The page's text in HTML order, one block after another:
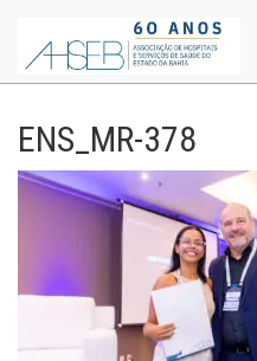
ENS_MR-378